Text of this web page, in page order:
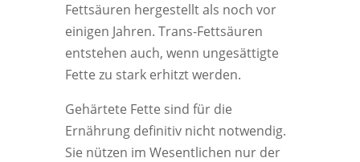
Fettsäuren hergestellt als noch vor
einigen Jahren. Trans-Fettsäuren
entstehen auch, wenn ungesättigte
Fette zu stark erhitzt werden.
Gehärtete Fette sind für die
Ernährung definitiv nicht notwendig.
Sie nützen im Wesentlichen nur der